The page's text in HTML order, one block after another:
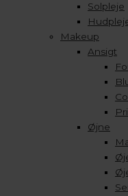
Solpleje
Makeup
Ansigt
Øjne